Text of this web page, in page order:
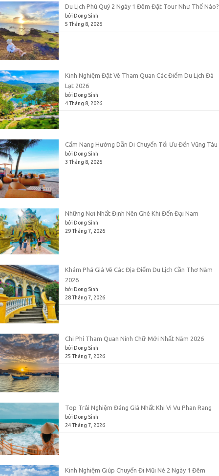
Du Lịch Phú Quý 2 Ngày 1 Đêm Đặt Tour Như Thế Nào?
bởi Dong Sinh
5 Tháng 8, 2026
Kinh Nghiệm Đặt Vé Tham Quan Các Điểm Du Lịch Đà
Lạt 2026
bởi Dong Sinh
4 Tháng 8, 2026
Cẩm Nang Hướng Dẫn Di Chuyển Tối Ưu Đến Vũng Tàu
bởi Dong Sinh
3 Tháng 8, 2026
Những Nơi Nhất Định Nên Ghé Khi Đến Đại Nam
bởi Dong Sinh
29 Tháng 7, 2026
Khám Phá Giá Vé Các Địa Điểm Du Lịch Cần Thơ Năm
2026
bởi Dong Sinh
28 Tháng 7, 2026
Chi Phí Tham Quan Ninh Chữ Mới Nhất Năm 2026
bởi Dong Sinh
25 Tháng 7, 2026
Top Trải Nghiệm Đáng Giá Nhất Khi Vi Vu Phan Rang
bởi Dong Sinh
24 Tháng 7, 2026
Kinh Nghiệm Giúp Chuyến Đi Mũi Né 2 Ngày 1 Đêm